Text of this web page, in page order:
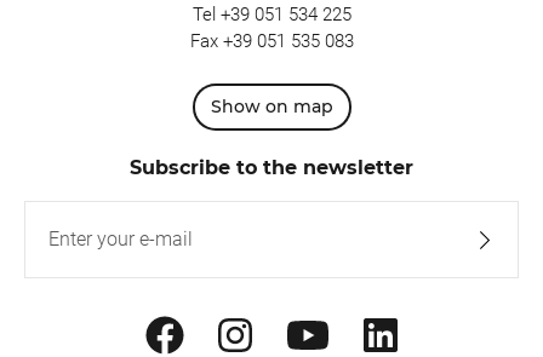
Tel +39 051 534 225
Fax +39 051 535 083
Show on map
Subscribe to the newsletter